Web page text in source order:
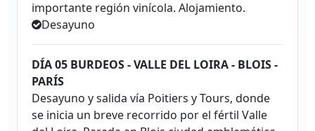
importante región vinícola. Alojamiento.
Desayuno
DÍA 05 BURDEOS - VALLE DEL LOIRA - BLOIS -
PARÍS
Desayuno y salida vía Poitiers y Tours, donde
se inicia un breve recorrido por el fértil Valle